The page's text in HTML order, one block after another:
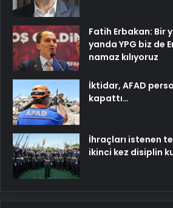
Fatih Erbakan: Bir
yanda YPG biz de
namaz kılıyoruz
İktidar, AFAD
kapattı…
İhraçları istenen
ikinci kez disiplin